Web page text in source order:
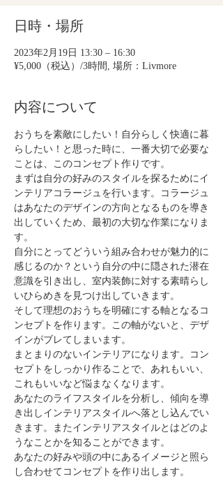
日時・場所
2023年2月19日 13:30 – 16:30
¥5,000（税込）/3時間, 場所：Livmore
内容について
おうちを素敵にしたい！自分らしく快適に暮
らしたい！と思った時に、一番大切で必要な
ことは、このコンセプト作りです。
まずは自分の好みのスタイルを探るためにイ
ンテリアコラージュを行います。コラージュ
はあなたのデザインの方向となるものを導き
出していくため、最初の大切な作業になりま
す。
自分にとってどういう組み合わせが魅力的に
感じるのか？という自分の中に隠された潜在
意識を引き出し、室内装飾に対する素晴らし
いひらめきを見つけ出していきます。
そして理想のおうちを明確にする軸となるコ
ンセプトを作ります。この軸がないと、デザ
インがブレてしまいます。
まとまりのないインテリアになります。コン
セプトをしっかり作ることで、あれもいい、
これもいいなど悩まなくなります。
あなたのライフスタイルを分析し、傾向を導
き出しインテリアスタイルへ落とし込んでい
きます。またインテリアスタイルとはどのよ
うなことかを知ることができます。
あなたの好みや頭の中にあるイメージと照ら
し合わせてコンセプトを作り出します。